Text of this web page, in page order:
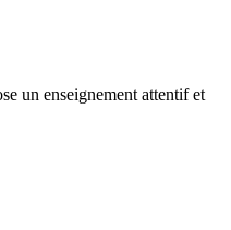
un enseignement attentif et